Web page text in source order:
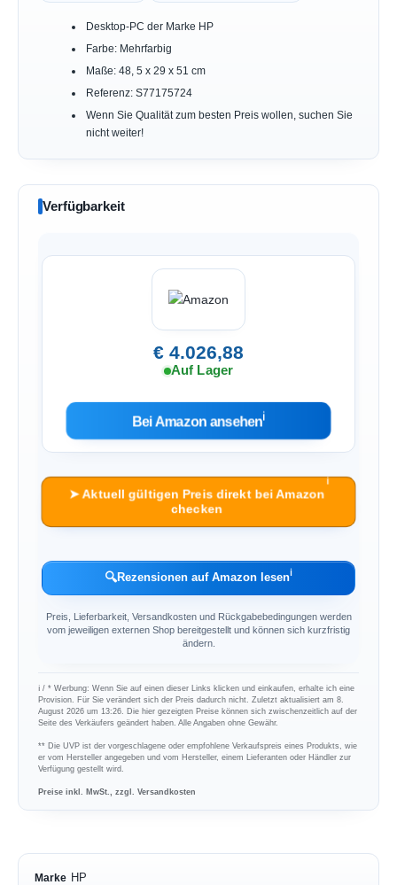
Desktop-PC der Marke HP
Farbe: Mehrfarbig
Maße: 48, 5 x 29 x 51 cm
Referenz: S77175724
Wenn Sie Qualität zum besten Preis wollen, suchen Sie
nicht weiter!
Verfügbarkeit
€ 4.026,88
Auf Lager
Bei Amazon ansehenℹ︎
➤ Aktuell gültigen Preis direkt bei Amazon
checken
ℹ︎
🔍Rezensionen auf Amazon lesenℹ︎
Preis, Lieferbarkeit, Versandkosten und Rückgabebedingungen werden
vom jeweiligen externen Shop bereitgestellt und können sich kurzfristig
ändern.
ℹ︎ / * Werbung: Wenn Sie auf einen dieser Links klicken und einkaufen, erhalte ich eine
Provision. Für Sie verändert sich der Preis dadurch nicht. Zuletzt aktualisiert am 8.
August 2026 um 13:26. Die hier gezeigten Preise können sich zwischenzeitlich auf der
Seite des Verkäufers geändert haben. Alle Angaben ohne Gewähr.
** Die UVP ist der vorgeschlagene oder empfohlene Verkaufspreis eines Produkts, wie
er vom Hersteller angegeben und vom Hersteller, einem Lieferanten oder Händler zur
Verfügung gestellt wird.
Preise inkl. MwSt., zzgl. Versandkosten
Marke HP